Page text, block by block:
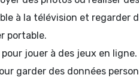
à la télévision et regarder
portable.
jouer à des jeux en ligne.
garder des données